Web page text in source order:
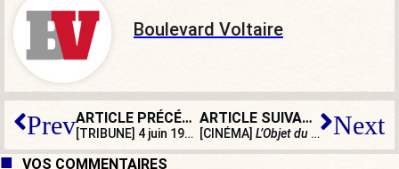
Boulevard Voltaire
Prev ARTICLE PRÉCÉDENT
[TRIBUNE] 4 juin 1936 : quand le gouvernement Blum de Front populaire entrait en fonction
ARTICLE SUIVANT
[CINÉMA] L’Objet du délit , quand
Next
VOS COMMENTAIRES